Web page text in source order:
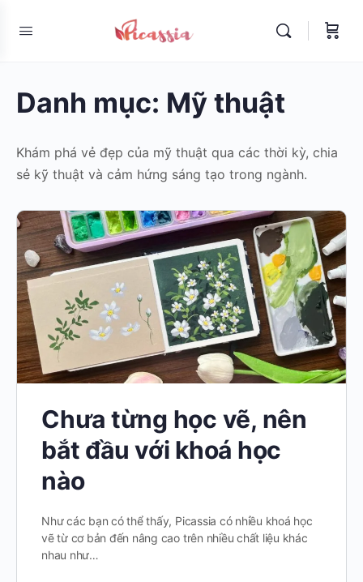
Danh mục: Mỹ thuật
Khám phá vẻ đẹp của mỹ thuật qua các thời kỳ, chia
sẻ kỹ thuật và cảm hứng sáng tạo trong ngành.
Chưa từng học vẽ, nên
bắt đầu với khoá học
nào
Như các bạn có thể thấy, Picassia có nhiều khoá học
vẽ từ cơ bản đến nâng cao trên nhiều chất liệu khác
nhau như…